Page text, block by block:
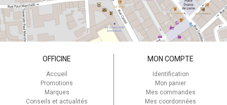
OFFICINE
Accueil
Promotions
Marques
Conseils et actualités
MON COMPTE
Identification
Mon panier
Mes commandes
Mes coordonnées